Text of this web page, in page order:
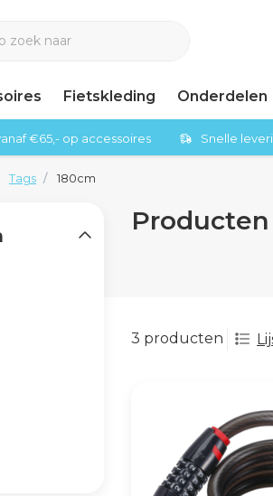
Fietskleding Onderdelen
€65,- op accessoires Snelle
Tags 180cm
3 producten